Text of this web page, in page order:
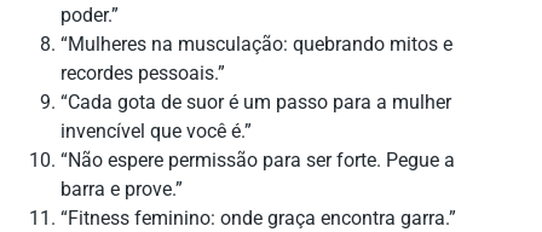
poder.”
“Mulheres na musculação: quebrando mitos e
recordes pessoais.”
“Cada gota de suor é um passo para a mulher
invencível que você é.”
“Não espere permissão para ser forte. Pegue a
barra e prove.”
“Fitness feminino: onde graça encontra garra.”